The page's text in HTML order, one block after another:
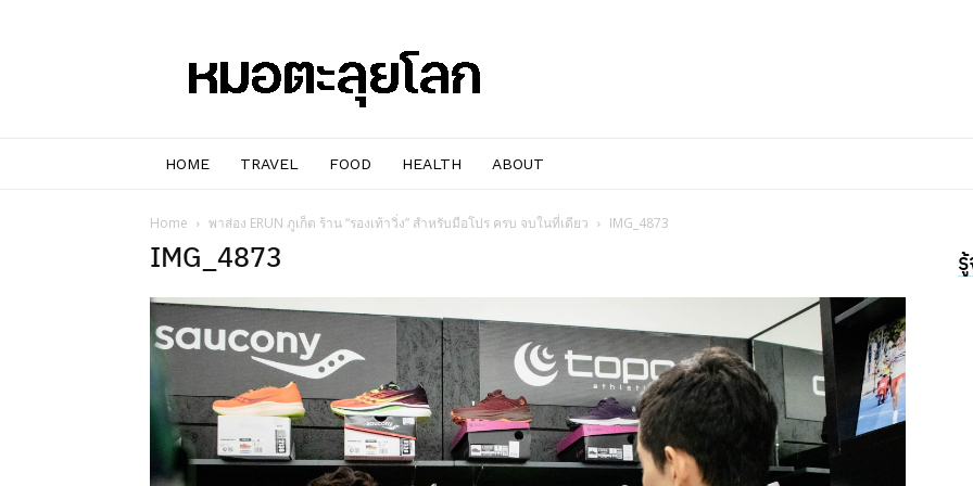
ตะลุย
โลก
HOME TRAVEL FOOD HEALTH ABOUT
Home พาส่อง ERUN ภูเก็ต ร้าน “รองเท้าวิ่ง” สำหรับมือโปร ครบ จบในที่เดียว IMG_4873
IMG_4873